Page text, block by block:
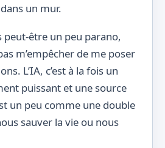
un mur.
peut-être un peu parano,
m’empêcher de me poser
L’IA, c’est à la fois un
puissant et une source
un peu comme une double
sauver la vie ou nous